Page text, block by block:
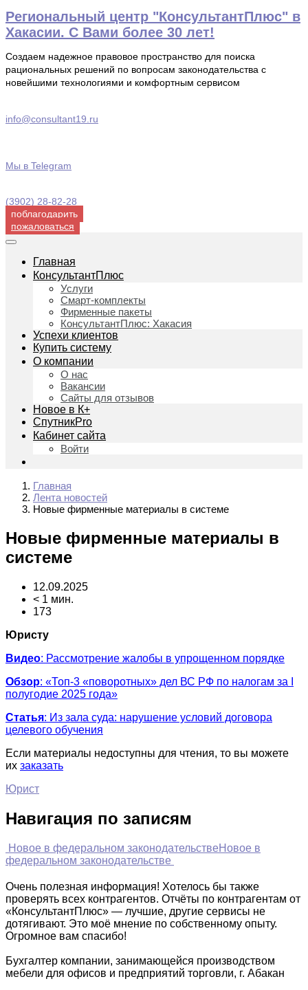
Перейти
к
содержимому
Региональный центр "КонсультантПлюс" в
Хакасии. С Вами более 30 лет!
Создаем надежное правовое пространство для поиска
рациональных решений по вопросам законодательства с
новейшими технологиями и комфортным сервисом
info@consultant19.ru
Мы в Telegram
(3902) 28-82-28
поблагодарить
пожаловаться
Главная
КонсультантПлюс
Услуги
Смарт-комплекты
Фирменные пакеты
КонсультантПлюс: Хакасия
Успехи клиентов
Купить систему
О компании
О нас
Вакансии
Сайты для отзывов
Новое в К+
СпутникPro
Кабинет сайта
Войти
Главная
Лента новостей
Новые фирменные материалы в системе
Новые фирменные материалы в
системе
12.09.2025
< 1 мин.
173
Юристу
Видео: Рассмотрение жалобы в упрощенном порядке
Обзор: «Топ-3 «поворотных» дел ВС РФ по налогам за I
полугодие 2025 года»
Статья: Из зала суда: нарушение условий договора
целевого обучения
Если материалы недоступны для чтения, то вы можете
их заказать
Юрист
Навигация по записям
Новое в федеральном законодательствеНовое в
федеральном законодательстве
Очень полезная информация! Хотелось бы также
проверять всех контрагентов. Отчёты по контрагентам от
«КонсультантПлюс» — лучшие, другие сервисы не
дотягивают. Это моё мнение по собственному опыту.
Огромное вам спасибо!
Бухгалтер компании, занимающейся производством
мебели для офисов и предприятий торговли, г. Абакан